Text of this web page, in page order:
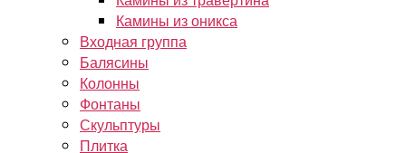
Камины из оникса
Входная группа
Балясины
Колонны
Фонтаны
Скульптуры
Плитка